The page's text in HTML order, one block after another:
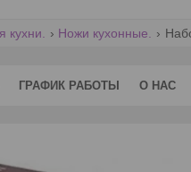
кухни. Ножи кухонные.
ГРАФИК РАБОТЫ О НАС